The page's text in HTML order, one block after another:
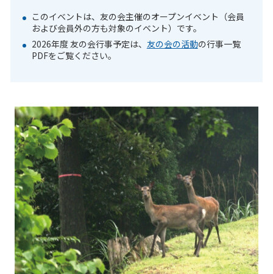
このイベントは、友の会主催のオープンイベント（会員
および会員外の方も対象のイベント）です。
2026年度 友の会行事予定は、 友の会の活動の行事一覧
PDFをご覧ください。